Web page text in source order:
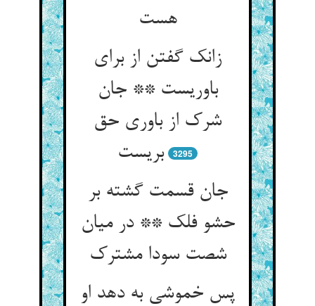
هست
زانک گفتن از برای
باوریست ** جان
شرک از باوری حق
بریست
3295
جان قسمت گشته بر
حشو فلک ** در میان
شصت سودا مشترک
پس خموشی به دهد او